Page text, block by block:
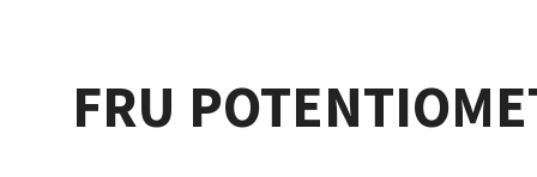
FRU